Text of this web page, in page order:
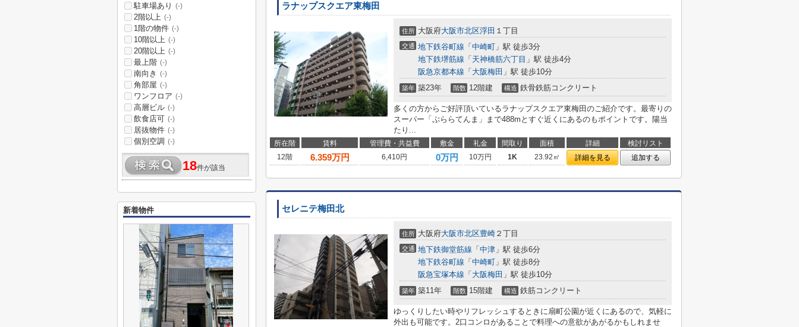
ラナップスクエア東梅田
住所 大阪府大阪市北区浮田 １丁目
交通 地下鉄谷町線 「 中崎町 」駅 徒歩3分
地下鉄堺筋線 「 天神橋筋六丁目 」駅 徒歩4分
阪急京都本線 「 大阪梅田 」駅 徒歩10分
築年 築23年 階数 12階建 構造 鉄骨鉄筋コンクリート
多くの方からご好評頂いているラナップスクエア東梅田のご紹介です。最寄りの
スーパー「ぷららてんま」まで488mとすぐ近くにあるのもポイントです。陽当
たり...
所在階 賃料 管理費・共益費 敷金 礼金 間取り 面積 詳細
検討リスト
12階
6.359万円 6,410円 0万円 10万円 1K 23.92㎡ 詳細を見る 追加する
セレニテ梅田北
住所 大阪府大阪市北区豊崎 ２丁目
交通 地下鉄御堂筋線 「 中津 」駅 徒歩6分
地下鉄谷町線 「 中崎町 」駅 徒歩8分
阪急宝塚本線 「 大阪梅田 」駅 徒歩10分
築年 築11年 階数 15階建 構造 鉄筋コンクリート
ゆっくりしたい時やリフレッシュするときに扇町公園が近くにあるので、気軽に
外出も可能です。2口コンロがあることで料理への意欲があがるかもしれませ
駐車場あり (-)
2階以上 (-)
1階の物件 (-)
10階以上 (-)
20階以上 (-)
最上階 (-)
南向き (-)
角部屋 (-)
ワンフロア (-)
高層ビル (-)
飲食店可 (-)
居抜物件 (-)
個別空調 (-)
18件が該当
新着物件